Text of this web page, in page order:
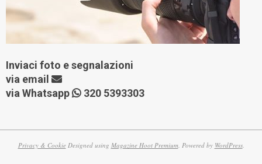
Inviaci foto e segnalazioni
via email
via Whatsapp
320 5393303
Privacy & CookieDesigned using Magazine Hoot Premium. Powered by WordPress.